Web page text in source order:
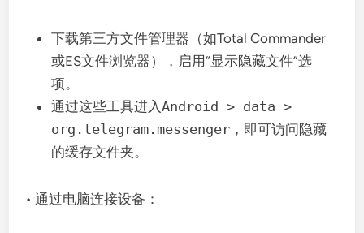
下载第三方文件管理器（如Total Commander
或ES文件浏览器），启用“显示隐藏文件”选
项。
通过这些工具进入Android > data >
org.telegram.messenger ，即可访问隐藏
的缓存文件夹。
• 通过电脑连接设备：